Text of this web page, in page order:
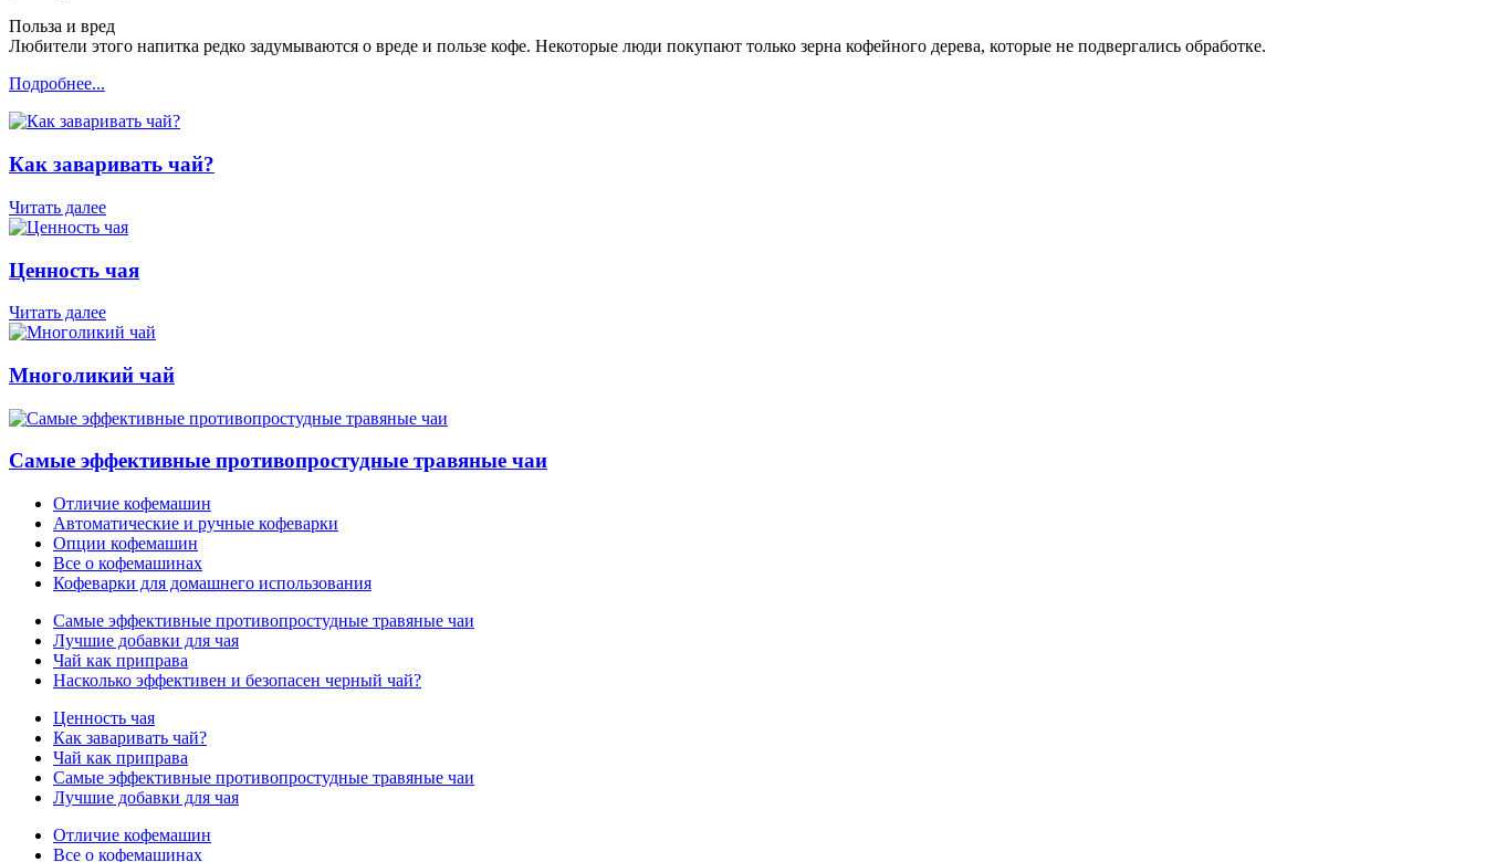
Польза и вред
Любители этого напитка редко задумываются о вреде и пользе кофе. Некоторые люди покупают только зерна кофейного дерева, которые не подвергались обработке.
Подробнее...
Как заваривать чай?
Читать далее
Ценность чая
Читать далее
Многоликий чай
Самые эффективные противопростудные травяные чаи
Отличие кофемашин
Автоматические и ручные кофеварки
Опции кофемашин
Все о кофемашинах
Кофеварки для домашнего использования
Самые эффективные противопростудные травяные чаи
Лучшие добавки для чая
Чай как приправа
Насколько эффективен и безопасен черный чай?
Ценность чая
Как заваривать чай?
Чай как приправа
Самые эффективные противопростудные травяные чаи
Лучшие добавки для чая
Отличие кофемашин
Все о кофемашинах